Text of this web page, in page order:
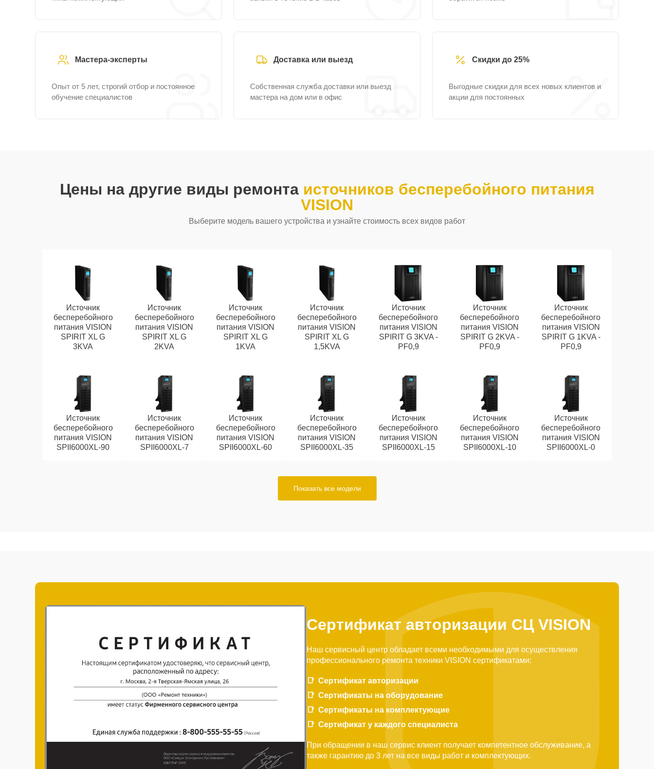
Мастера-эксперты
Опыт от 5 лет, строгий отбор и постоянное
обучение специалистов
Доставка или выезд
Собственная служба доставки или выезд
мастера на дом или в офис
Скидки до 25%
Выгодные скидки для всех новых клиентов и
акции для постоянных
Цены на другие виды ремонта источников бесперебойного питания
VISION
Выберите модель вашего устройства и узнайте стоимость всех видов работ
Источник
бесперебойного
питания VISION
SPIRIT XL G
3KVA
Источник
бесперебойного
питания VISION
SPIRIT XL G
2KVA
Источник
бесперебойного
питания VISION
SPIRIT XL G
1KVA
Источник
бесперебойного
питания VISION
SPIRIT XL G
1,5KVA
Источник
бесперебойного
питания VISION
SPIRIT G 3KVA -
PF0,9
Источник
бесперебойного
питания VISION
SPIRIT G 2KVA -
PF0,9
Источник
бесперебойного
питания VISION
SPIRIT G 1KVA -
PF0,9
Источник
бесперебойного
питания VISION
SPII6000XL-90
Источник
бесперебойного
питания VISION
SPII6000XL-7
Источник
бесперебойного
питания VISION
SPII6000XL-60
Источник
бесперебойного
питания VISION
SPII6000XL-35
Источник
бесперебойного
питания VISION
SPII6000XL-15
Источник
бесперебойного
питания VISION
SPII6000XL-10
Источник
бесперебойного
питания VISION
SPII6000XL-0
Показать все модели
Сертификат авторизации СЦ VISION
Наш сервисный центр обладает всеми необходимыми для осуществления
профессионального ремонта техники VISION сертификатами:
Сертификат авторизации
Сертификаты на оборудование
Сертификаты на комплектующие
Сертификат у каждого специалиста
При обращении в наш сервис клиент получает компетентное обслуживание, а
также гарантию до 3 лет на все виды работ и комплектующих.